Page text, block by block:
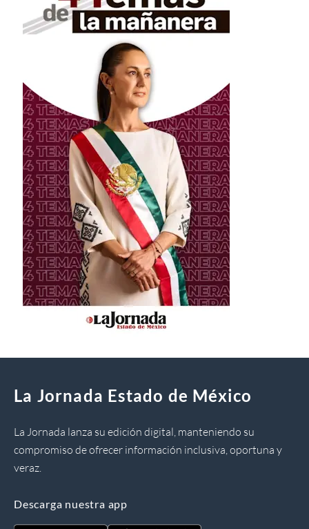
La Jornada Estado de México
La Jornada lanza su edición digital, manteniendo su
compromiso de ofrecer información inclusiva, oportuna y
veraz.
Descarga nuestra app